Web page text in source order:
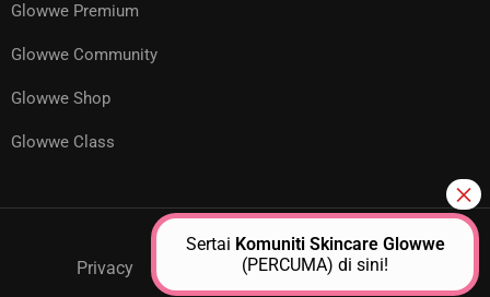
Glowwe Premium
Glowwe Community
Glowwe Shop
Glowwe Class
Privacy GPM Support About Us Contact
Sertai Komuniti Skincare Glowwe
(PERCUMA) di sini!